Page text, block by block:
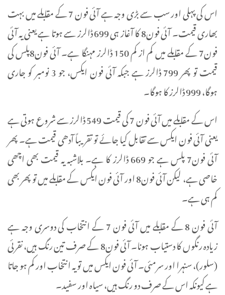
اس کی پہلی اور سب سے بڑی وجہ ہے آئی فون 7 کے مقابلے میں بہت
بھاری قیمت۔ آئی فون8 کا آغاز ہی 699 ڈالرز سے ہوتا ہے یعنی یہ آئی
فون7 کے مقابلے میں کم از کم 150 ڈالرز مہنگا ہے۔ آئی فون8پلس کی
قیمت تو پھر 799 ڈالرز ہے جبکہ آئی فون ایکس، جو 3 نومبر کو جاری
ہوگا، 999 ڈالرز کا ہوگا۔
اس کے مقابلے میں آئی فون 7 کی قیمت 549 ڈالرز سے شروع ہوتی ہے
یعنی آئی فون ایکس سے تقابل کیا جائے تو تقریباً آدھی قیمت ہے۔ پھر
آئی فون7 پلس ہے جو 669 ڈالرز کا ہے۔ بلاشبہ یہ قیمت بھی اچھی
خاصی ہے، لیکن آئی فون8 اور آئی فون ایکس کے مقابلے میں تو پھر بھی
کم ہی ہے۔
آئی فون 8 کے مقابلے میں آئی فون 7 کے انتخاب کی دوسری وجہ ہے
زیادہ رنگوں کا دستیاب ہونا۔ آئی فون8 کے صرف تین رنگ ہیں، نقرئی
(سلور)، سنہرا اور سرمئی۔ آئی فون ایکس میں تو یہ انتخاب اور کم ہو جاتا
ہے کیونکہ اس کے صرف دو رنگ ہیں، سیاہ اور سفید۔